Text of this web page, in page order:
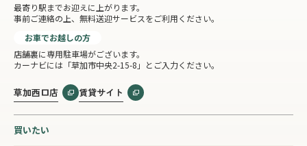
最寄り駅までお迎えに上がります。
事前ご連絡の上、無料送迎サービスをご利用ください。
お車でお越しの方
店舗裏に専用駐車場がございます。
カーナビには「草加市中央2-15-8」とご入力ください。
草加西口店 賃貸サイト
買いたい